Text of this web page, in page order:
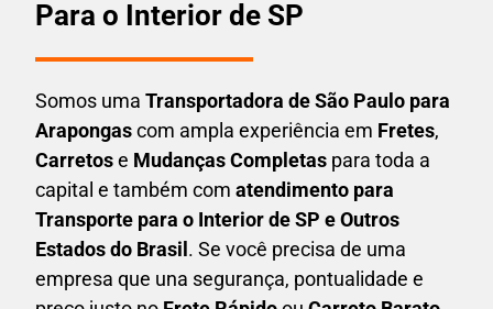
Para o Interior de SP
Somos uma Transportadora de São Paulo para
Arapongascom ampla experiência em Fretes,
Carretose Mudanças Completas para toda a
capital e também com atendimento para
Transporte para o Interior de SP e Outros
Estados do Brasil . Se você precisa de uma
empresa que una segurança, pontualidade e